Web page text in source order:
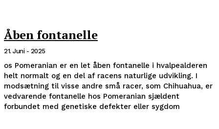
Åben fontanelle
21. Juni - 2025
os Pomeranian er en let åben fontanelle i hvalpealderen
helt normalt og en del af racens naturlige udvikling. I
modsætning til visse andre små racer, som Chihuahua, er
vedvarende fontanelle hos Pomeranian sjældent
forbundet med genetiske defekter eller sygdom